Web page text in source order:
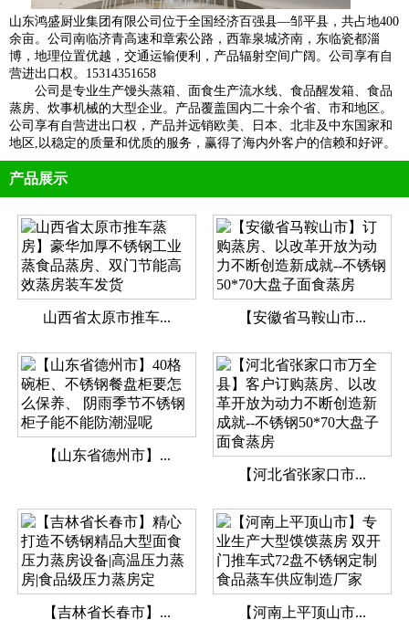
山东鸿盛厨业集团有限公司位于全国经济百强县—邹平县，共占地400
余亩。公司南临济青高速和章索公路，西靠泉城济南，东临瓷都淄
博，地理位置优越，交通运输便利，产品辐射空间广阔。公司享有自
营进出口权。15314351658
公司是专业生产馒头蒸箱、面食生产流水线、食品醒发箱、食品
蒸房、炊事机械的大型企业。产品覆盖国内二十余个省、市和地区。
公司享有自营进出口权，产品并远销欧美、日本、北非及中东国家和
地区,以稳定的质量和优质的服务，赢得了海内外客户的信赖和好评。
产品展示
山西省太原市推车... 【安徽省马鞍山市...
【山东省德州市】...
【河北省张家口市...
【吉林省长春市】... 【河南上平顶山市...